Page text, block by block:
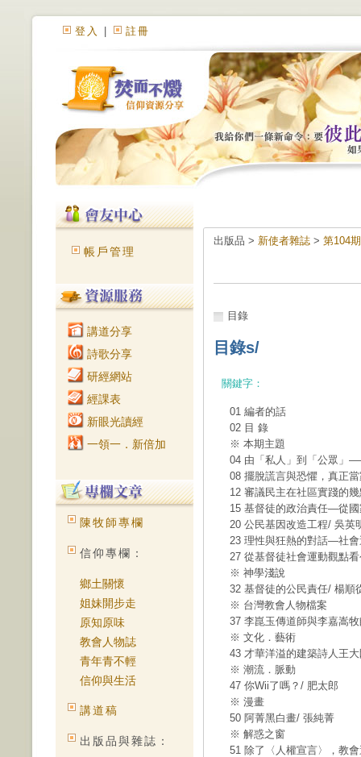
登入 註冊
帳戶管理
講道分享
詩歌分享
研經網站
經課表
新眼光讀經
一領一．新倍加
陳牧師專欄
信仰專欄：
鄉土關懷
姐妹開步走
原知原味
教會人物誌
青年青不輕
信仰與生活
講道稿
出版品與雜誌：
出版品 > 新使者雜誌 > 第104
目錄
目錄s/
關鍵字：
01 編者的話
02 目 錄
※ 本期主題
04 由「私人」到「公眾」
08 擺脫謊言與恐懼，真正
12 審議民主在社區實踐的
15 基督徒的政治責任—從
20 公民基因改造工程/ 吳英
23 理性與狂熱的對話—社
27 從基督徒社會運動觀點
※ 神學淺說
32 基督徒的公民責任/ 楊順
※ 台灣教會人物檔案
37 李崑玉傳道師與李嘉嵩
※ 文化．藝術
43 才華洋溢的建築詩人王
※ 潮流．脈動
47 你Wii了嗎？/ 肥太郎
※ 漫畫
50 阿菁黑白畫/ 張純菁
※ 解惑之窗
51 除了〈人權宣言〉，教